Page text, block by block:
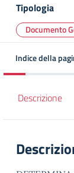
Tipologia
Documento
Indice della
Descrizione